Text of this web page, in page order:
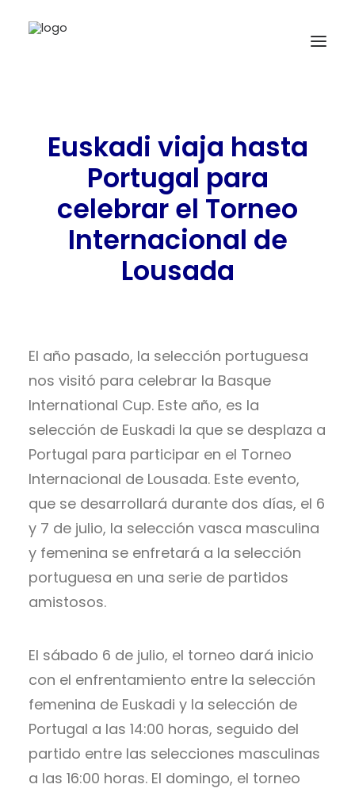
NOTICIAS
COMPETICIONES VASCAS
COMPETICIONES NORTE
ACTIVIDADES
Euskadi viaja hasta
Portugal para
celebrar el Torneo
Internacional de
Lousada
El año pasado, la selección portuguesa
nos visitó para celebrar la Basque
International Cup. Este año, es la
selección de Euskadi la que se desplaza a
Portugal para participar en el Torneo
Internacional de Lousada. Este evento,
que se desarrollará durante dos días, el 6
y 7 de julio, la selección vasca masculina
y femenina se enfretará a la selección
portuguesa en una serie de partidos
amistosos.
El sábado 6 de julio, el torneo dará inicio
con el enfrentamiento entre la selección
femenina de Euskadi y la selección de
Portugal a las 14:00 horas, seguido del
partido entre las selecciones masculinas
a las 16:00 horas. El domingo, el torneo